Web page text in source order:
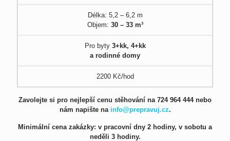
Délka: 5,2 – 6,2 m
Objem: 30 – 33 m³
Pro byty 3+kk, 4+kk
a rodinné domy
2200 Kč/hod
Zavolejte si pro nejlepší cenu stěhování na 724 964 444nebo
nám napište na info@prepravuj.cz.
Minimální cena zakázky: v pracovní dny 2 hodiny, v sobotu a
neděli 3 hodiny.